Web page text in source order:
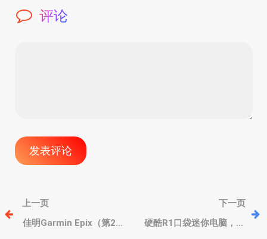
评论
文
章
上一页
佳明Garmin Epix（第2
下一页
硬酷R1口袋迷你电脑，赛